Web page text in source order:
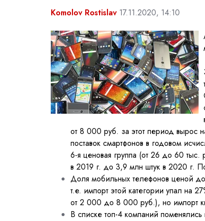
Komolov Rostislav 17.11.2020, 14:10
от 8 000 руб. за этот период вырос
поставок смартфонов в годовом
6-я ценовая группа (от 26 до 60
в 2019 г. до 3,9 млн штук в 2020 г.
Доля мобильных телефонов ценой
т.е. импорт этой категории упал на
от 2 000 до 8 000 руб.), но импорт
В списке топ-4 компаний